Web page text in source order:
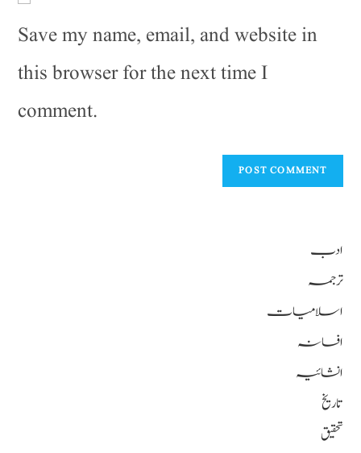
Save my name, email, and website in
this browser for the next time I
comment.
ادب
ترجمہ
اسلامیات
افسانہ
انشائیہ
تاریخ
تحقیق